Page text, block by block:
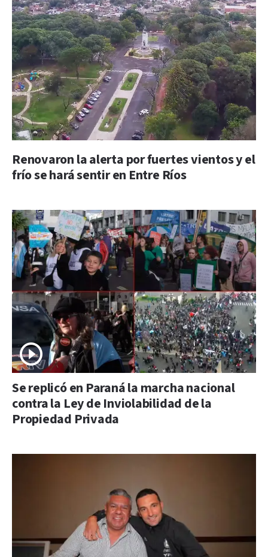
Renovaron la alerta por fuertes vientos y el
frío se hará sentir en Entre Ríos
Se replicó en Paraná la marcha nacional
contra la Ley de Inviolabilidad de la
Propiedad Privada